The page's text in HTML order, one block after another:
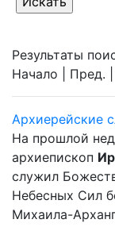
Результаты
Начало | Пред. |
Архиерейские
На прошлой
архиепископ
служил
Небесных Сил
Михаила-